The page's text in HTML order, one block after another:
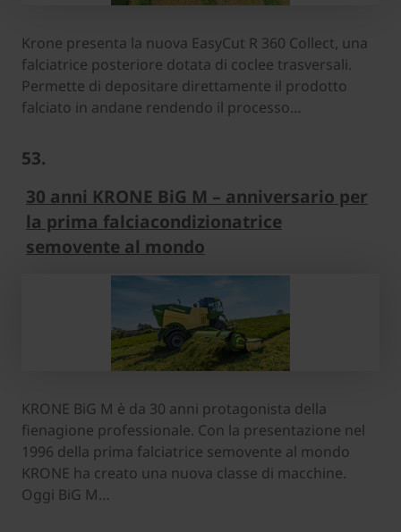
Krone presenta la nuova EasyCut R 360 Collect, una
falciatrice posteriore dotata di coclee trasversali.
Permette di depositare direttamente il prodotto
falciato in andane rendendo il processo…
53.
30 anni KRONE BiG M – anniversario per
la prima falciacondizionatrice
semovente al mondo
KRONE BiG M è da 30 anni protagonista della
fienagione professionale. Con la presentazione nel
1996 della prima falciatrice semovente al mondo
KRONE ha creato una nuova classe di macchine.
Oggi BiG M…